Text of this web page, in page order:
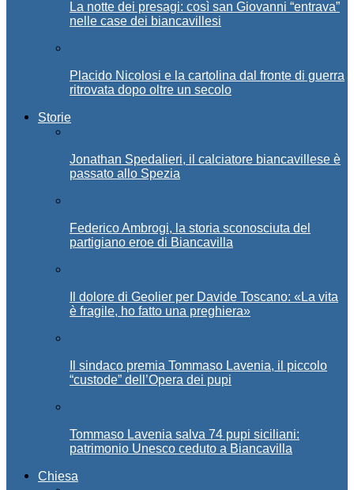
La notte dei presagi: così san Giovanni “entrava”
nelle case dei biancavillesi
Placido Nicolosi e la cartolina dal fronte di guerra
ritrovata dopo oltre un secolo
Storie
Jonathan Spedalieri, il calciatore biancavillese è
passato allo Spezia
Federico Ambrogi, la storia sconosciuta del
partigiano eroe di Biancavilla
Il dolore di Geolier per Davide Toscano: «La vita
è fragile, ho fatto una preghiera»
Il sindaco premia Tommaso Lavenia, il piccolo
“custode” dell’Opera dei pupi
Tommaso Lavenia salva 74 pupi siciliani:
patrimonio Unesco ceduto a Biancavilla
Chiesa